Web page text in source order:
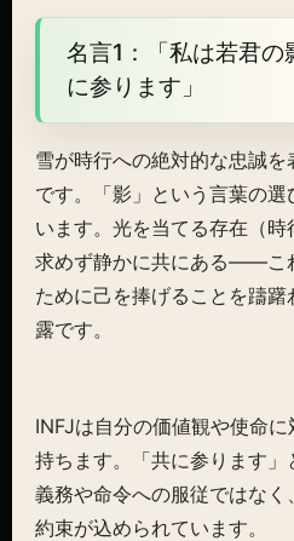
名言1：「私は若君
に参ります」
雪が時行への絶対的な忠誠
です。「影」という言葉の
います。光を当てる存在（
求めず静かに共にある——こ
ために己を捧げることを躊
露です。
INFJは自分の価値観や使命
持ちます。「共に参ります」
義務や命令への服従ではな
約束が込められています。